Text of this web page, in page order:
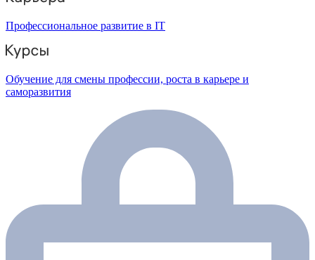
Профессиональное развитие в IT
Обучение для смены профессии, роста в карьере и
саморазвития